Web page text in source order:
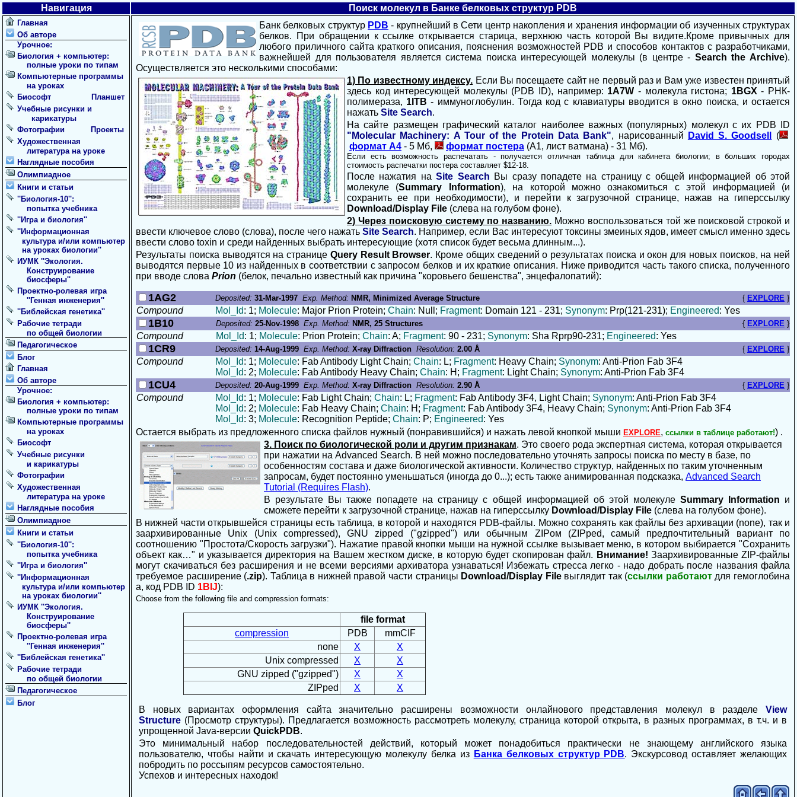
Навигация Поиск молекул в Банке белковых структур PDB
Главная
Об авторе
Урочное:
Биология + компьютер:
полные уроки по типам
Компьютерные программы
на уроках
Биософт
Планшет
Учебные рисунки и
карикатуры
Фотографии
Проекты
Художественная
литература на уроке
Наглядные пособия
Олимпиадное
Книги и статьи
''Биология-10'':
попытка учебника
''Игра и биология''
''Информационная
культура и/или компьютер
на уроках биологии''
ИУМК ''Экология.
Конструирование
биосферы''
Проектно-ролевая игра
''Генная инженерия''
''Библейская генетика''
Рабочие тетради
по общей биологии
Педагогическое
Блог
Главная
Об авторе
Урочное:
Биология + компьютер:
полные уроки по типам
Компьютерные программы
на уроках
Биософт
Учебные рисунки
и карикатуры
Фотографии
Художественная
литература на уроке
Наглядные пособия
Олимпиадное
Книги и статьи
''Биология-10'':
попытка учебника
''Игра и биология''
''Информационная
культура и/или компьютер
на уроках биологии''
ИУМК ''Экология.
Конструирование
биосферы''
Проектно-ролевая игра
''Генная инженерия''
''Библейская генетика''
Рабочие тетради
по общей биологии
Педагогическое
Блог
Банк белковых структур PDB - крупнейший в Сети центр накопления и хранения информации об изученных структурах
белков. При обращении к ссылке открывается старица, верхнюю часть которой Вы видите.Кроме привычных для
любого приличного сайта краткого описания, пояснения возможностей PDB и способов контактов с разработчиками,
важнейшей для пользователя является система поиска интересующей молекулы (в центре - Search the Archive).
Осуществляется это несколькими способами:
1) По известному индексу. Если Вы посещаете сайт не первый раз и Вам уже известен принятый
здесь код интересующей молекулы (PDB ID), например: 1A7W - молекула гистона; 1BGX - РНК-
полимераза, 1ITB - иммуноглобулин. Тогда код с клавиатуры вводится в окно поиска, и остается
нажать Site Search.
На сайте размещен графический каталог наиболее важных (популярных) молекул с их PDB ID
" Molecular Machinery: A Tour of the Protein Data Bank", нарисованный David S. Goodsell
(
формат А4 - 5 Мб, формат постера (А1, лист ватмана) - 31 Мб).
Если есть возможность распечатать - получается отличная таблица для кабинета биологии; в больших городах
стоимость распечатки постера составляет $12-18.
После нажатия наSite Search Вы сразу попадете на страницу с общей информацией об этой
молекуле (Summary Information), на которой можно ознакомиться с этой информацией (и
сохранить ее при необходимости), и перейти к загрузочной странице, нажав на гиперссылку
Download/Display File (слева на голубом фоне).
2) Через поисковую систему по названию. Можно воспользоваться той же поисковой строкой и
ввести ключевое слово (слова), после чего нажать Site Search. Например, если Вас интересуют токсины змеиных ядов, имеет смысл именно здесь
ввести слово toxin и среди найденных выбрать интересующие (хотя список будет весьма длинным...).
Результаты поиска выводятся на странице Query Result Browser. Кроме общих сведений о результатах поиска и окон для новых поисков, на ней
выводятся первые 10 из найденных в соответствии с запросом белков и их краткие описания. Ниже приводится часть такого списка, полученного
при вводе слова Prion (белок, печально известный как причина "коровьего бешенства", энцефалопатий):
1AG2 Deposited: 31-Mar-1997 Exp. Method: NMR, Minimized Average Structure { EXPLORE }
Compound Mol_Id: 1; Molecule: Major Prion Protein; Chain: Null; Fragment: Domain 121 - 231; Synonym: Prp(121-231); Engineered: Yes
1B10 Deposited: 25-Nov-1998 Exp. Method: NMR, 25 Structures { EXPLORE }
Compound Mol_Id: 1; Molecule: Prion Protein; Chain: A; Fragment: 90 - 231; Synonym: Sha Rprp90-231; Engineered: Yes
1CR9 Deposited: 14-Aug-1999 Exp. Method: X-ray Diffraction Resolution: 2.00 Å { EXPLORE }
Compound Mol_Id: 1; Molecule: Fab Antibody Light Chain; Chain: L; Fragment: Heavy Chain; Synonym: Anti-Prion Fab 3F4
Mol_Id: 2; Molecule: Fab Antibody Heavy Chain; Chain: H; Fragment: Light Chain; Synonym: Anti-Prion Fab 3F4
1CU4 Deposited: 20-Aug-1999 Exp. Method: X-ray Diffraction Resolution: 2.90 Å { EXPLORE }
Compound Mol_Id: 1; Molecule: Fab Light Chain; Chain: L; Fragment: Fab Antibody 3F4, Light Chain; Synonym: Anti-Prion Fab 3F4
Mol_Id: 2; Molecule: Fab Heavy Chain; Chain: H; Fragment: Fab Antibody 3F4, Heavy Chain; Synonym: Anti-Prion Fab 3F4
Mol_Id: 3; Molecule: Recognition Peptide; Chain: P; Engineered: Yes
Остается выбрать из предложенного списка файлов нужный (понравившийся) и нажать левой кнопкой мыши EXPLORE, ссылки в таблице работают!) .
3. Поиск по биологической роли и другим признакам. Это своего рода экспертная система, которая открывается
при нажатии на Advanced Search. В ней можно последовательно уточнять запросы поиска по месту в базе, по
особенностям состава и даже биологической активности. Количество структур, найденных по таким уточненным
запросам, будет постоянно уменьшаться (иногда до 0...); есть также анимированная подсказка, Advanced Search
Tutorial (Requires Flash).
В результате Вы также попадете на страницу с общей информацией об этой молекуле Summary Information и
сможете перейти к загрузочной странице, нажав на гиперссылку Download/Display File (слева на голубом фоне).
В нижней части открывшейся страницы есть таблица, в которой и находятся PDB-файлы. Можно сохранять как файлы без архивации (none), так и
заархивированные Unix (Unix compressed), GNU zipped ("gzipped") или обычным ZIPом (ZIPped, самый предпочтительный вариант по
соотношению "Простота/Скорость загрузки"). Нажатие правой кнопки мыши на нужной ссылке вызывает меню, в котором выбирается "Сохранить
объект как…" и указывается директория на Вашем жестком диске, в которую будет скопирован файл. Внимание! Заархивированные ZIP-файлы
могут скачиваться без расширения и не всеми версиями архиватора узнаваться! Избежать стресса легко - надо добрать после названия файла
требуемое расширение (.zip). Таблица в нижней правой части страницы Download/Display Fileвыглядит так (ссылки работаютдля гемоглобина
а, код PDB ID 1BIJ):
Choose from the following file and compression formats:
file format
compression
PDB
mmCIF
none
X
X
Unix compressed
X
X
GNU zipped ("gzipped")
X
X
ZIPped
X X
В новых вариантах оформления сайта значительно расширены возможности онлайнового представления молекул в разделе View
Structure (Просмотр структуры). Предлагается возможность рассмотреть молекулу, страница которой открыта, в разных программах, в т.ч. и в
упрощенной Java-версии QuickPDB.
Это минимальный набор последовательностей действий, который может понадобиться практически не знающему английского языка
пользователю, чтобы найти и скачать интересующую молекулу белка из Банка белковых структур PDB. Экскурсовод оставляет желающих
побродить по россыпям ресурсов самостоятельно.
Успехов и интересных находок!